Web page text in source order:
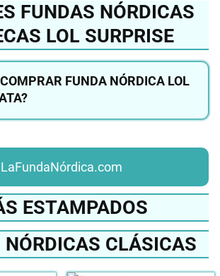
FUNDAS NÓRDICAS
LOL SURPRISE
FUNDA NÓRDICA LOL
LaFundaNórdica.com
ESTAMPADOS
NÓRDICAS CLÁSICAS